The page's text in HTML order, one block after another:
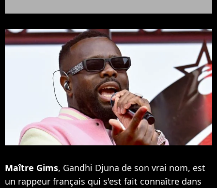
Maître Gims, Gandhi Djuna de son vrai nom, est
un rappeur français qui s'est fait connaître dans